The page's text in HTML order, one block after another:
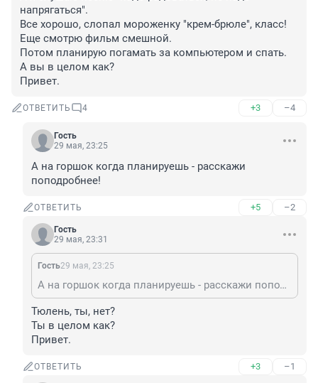
напрягаться".
Все хорошо, слопал мороженку "крем-брюле", класс!
Еще смотрю фильм смешной.
Потом планирую погамать за компьютером и спать.
А вы в целом как?
Привет.
ОТВЕТИТЬ 4 +3 –4
Гость
29 мая, 23:25
А на горшок когда планируешь - расскажи
поподробнее!
ОТВЕТИТЬ +5 –2
Гость
29 мая, 23:31
Гость29 мая, 23:25
А на горшок когда планируешь - расскажи поподробнее!
Тюлень, ты, нет?
Ты в целом как?
Привет.
ОТВЕТИТЬ +3 –1